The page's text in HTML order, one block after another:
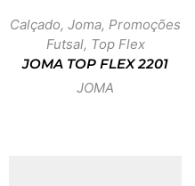
Calçado, Joma, Promoções
Futsal, Top Flex
JOMA TOP FLEX 2201
JOMA